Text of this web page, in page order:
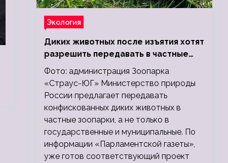
Экология
Диких животных после изъятия хотят
разрешить передавать в частные
зоопарки
Фото: администрация Зоопарка
«Страус-ЮГ» Министерство природы
России предлагает передавать
конфискованных диких животных в
частные зоопарки, а не только в
государственные и муниципальные. По
информации «Парламентской газеты»,
уже готов соответствующий проект